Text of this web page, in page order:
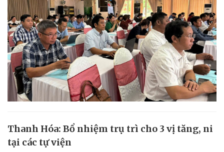
Thanh Hóa: Bổ nhiệm trụ trì cho 3 vị tăng, ni
tại các tự viện